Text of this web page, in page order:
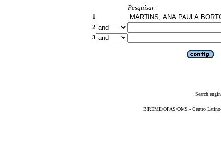
Pesquisar
1
2
3
Search
BIREME/OPAS/OMS - Centro Latino-